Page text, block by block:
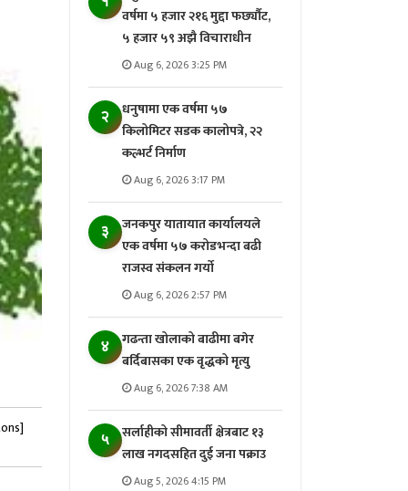
वर्षमा ५ हजार २१६ मुद्दा फर्छ्यौट,
५ हजार ५९ अझै विचाराधीन
Aug 6, 2026 3:25 PM
२
धनुषामा एक वर्षमा ५७
किलोमिटर सडक कालोपत्रे, २२
कल्भर्ट निर्माण
Aug 6, 2026 3:17 PM
३
जनकपुर यातायात कार्यालयले
एक वर्षमा ५७ करोडभन्दा बढी
राजस्व संकलन गर्याे
Aug 6, 2026 2:57 PM
४
गढन्ता खोलाको बाढीमा बगेर
बर्दिबासका एक वृद्धको मृत्यु
Aug 6, 2026 7:38 AM
५
सर्लाहीको सीमावर्ती क्षेत्रबाट १३
लाख नगदसहित दुई जना पक्राउ
Aug 5, 2026 4:15 PM